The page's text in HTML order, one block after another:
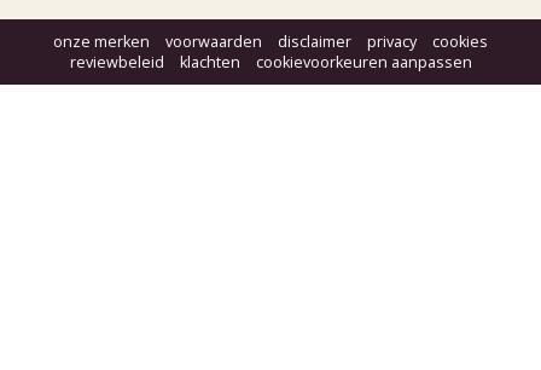
onze merken voorwaarden disclaimer privacy
cookies
reviewbeleid
klachten cookievoorkeuren aanpassen